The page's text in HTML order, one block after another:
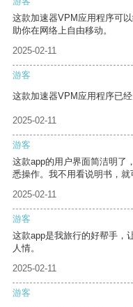
这款加速器VPM应用程序可
助你在网络上自由移动。
2025-02-11
游客
这款加速器VPM应用程序已
2025-02-11
游客
这款app的用户界面简洁明了
悉操作。我不用看说明书，就
2025-02-11
游客
这款app是我旅行的好帮手，
人情。
2025-02-11
游客